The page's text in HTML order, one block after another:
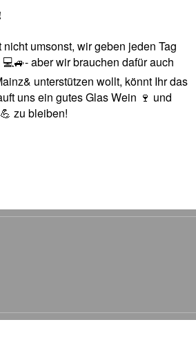
umsonst, wir geben jeden Tag
aber wir brauchen dafür auch
unterstützen wollt, könnt Ihr das
uns ein gutes Glas Wein 🍷 und
zu bleiben!